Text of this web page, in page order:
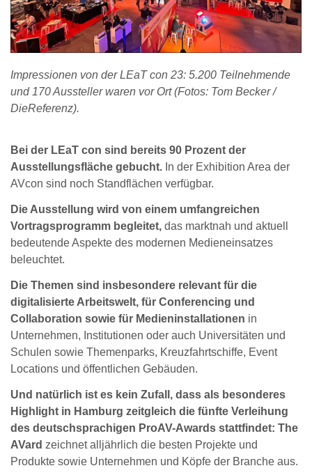
Impressionen von der LEaT con 23: 5.200 Teilnehmende
und 170 Aussteller waren vor Ort (Fotos: Tom Becker /
DieReferenz).
Bei der LEaT con sind bereits 90 Prozent der
Ausstellungsfläche gebucht. In der Exhibition Area der
AVcon sind noch Standflächen verfügbar.
Die Ausstellung wird von einem umfangreichen
Vortragsprogramm begleitet, das marktnah und aktuell
bedeutende Aspekte des modernen Medieneinsatzes
beleuchtet.
Die Themen sind insbesondere relevant für die
digitalisierte Arbeitswelt, für Conferencing und
Collaboration sowie für Medieninstallationen in
Unternehmen, Institutionen oder auch Universitäten und
Schulen sowie Themenparks, Kreuzfahrtschiffe, Event
Locations und öffentlichen Gebäuden.
Und natürlich ist es kein Zufall, dass als besonderes
Highlight in Hamburg zeitgleich die fünfte Verleihung
des deutschsprachigen ProAV-Awards stattfindet: The
AVard zeichnet alljährlich die besten Projekte und
Produkte sowie Unternehmen und Köpfe der Branche aus.